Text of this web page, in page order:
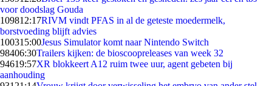
voor doodslag Gouda
109812:17RIVM vindt PFAS in al de geteste moedermelk,
borstvoeding blijft advies
100315:00Jesus Simulator komt naar Nintendo Switch
98406:30Trailers kijken: de bioscoopreleases van week 32
94619:57XR blokkeert A12 ruim twee uur, agent gebeten bij
aanhouding